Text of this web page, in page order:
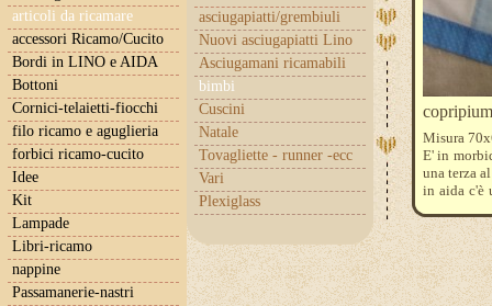
articoli da ricamare
asciugapiatti/grembiuli
Nuovi asciugapiatti Lino
Asciugamani ricamabili
bimbi
Cuscini
Natale
Tovagliette - runner -ecc
Vari
Plexiglass
accessori Ricamo/Cucito
Bordi in LINO e AIDA
Bottoni
Cornici-telaietti-fiocchi
filo ricamo e aguglieria
forbici ricamo-cucito
Idee
Kit
Lampade
Libri-ricamo
nappine
Passamanerie-nastri
Misura
E' in
una terza
in aida c'è